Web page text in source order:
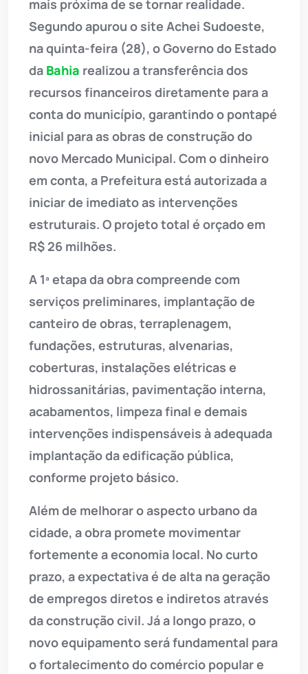
mais próxima de se tornar realidade.
Segundo apurou o site Achei Sudoeste,
na quinta-feira (28), o Governo do Estado
da Bahia realizou a transferência dos
recursos financeiros diretamente para a
conta do município, garantindo o pontapé
inicial para as obras de construção do
novo Mercado Municipal. Com o dinheiro
em conta, a Prefeitura está autorizada a
iniciar de imediato as intervenções
estruturais. O projeto total é orçado em
R$ 26 milhões.
A 1ª etapa da obra compreende com
serviços preliminares, implantação de
canteiro de obras, terraplenagem,
fundações, estruturas, alvenarias,
coberturas, instalações elétricas e
hidrossanitárias, pavimentação interna,
acabamentos, limpeza final e demais
intervenções indispensáveis à adequada
implantação da edificação pública,
conforme projeto básico.
Além de melhorar o aspecto urbano da
cidade, a obra promete movimentar
fortemente a economia local. No curto
prazo, a expectativa é de alta na geração
de empregos diretos e indiretos através
da construção civil. Já a longo prazo, o
novo equipamento será fundamental para
o fortalecimento do comércio popular e